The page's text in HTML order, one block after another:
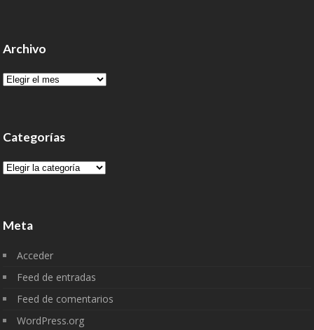
Archivo
Archivo
Categorías
Categorías
Meta
Acceder
Feed de entradas
Feed de comentarios
WordPress.org